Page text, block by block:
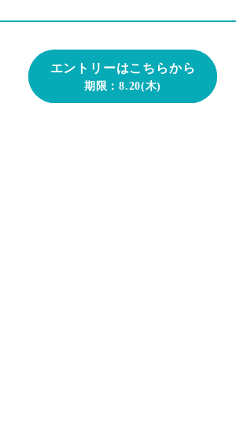
エントリーはこちらから
期限：8.20(木)
エントリーはこちらから
期限：8.20(木)